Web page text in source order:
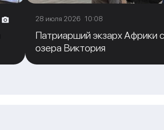
28 июля 2026 10:08
Патриарший экзарх Африки
озера Виктория